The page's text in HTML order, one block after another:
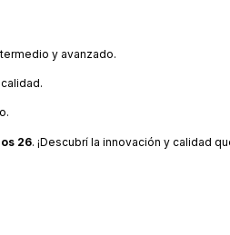
y avanzado.
26. ¡Descubrí la innovación y calidad